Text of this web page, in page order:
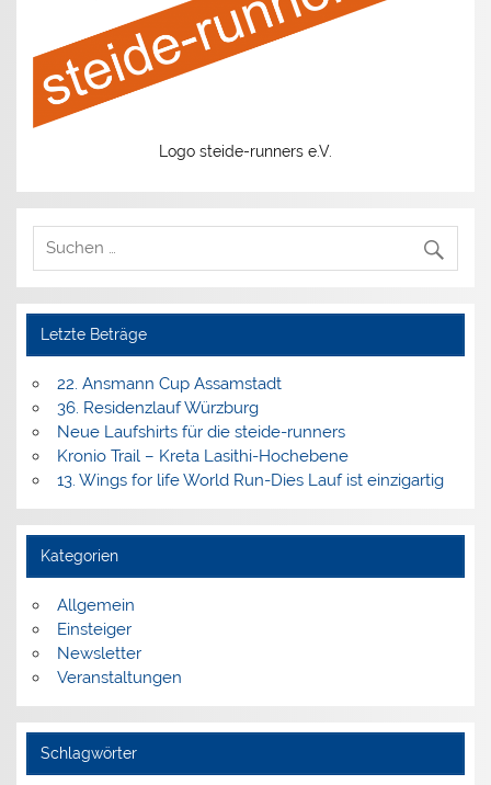
Logo steide-runners e.V.
Letzte Beträge
22. Ansmann Cup Assamstadt
36. Residenzlauf Würzburg
Neue Laufshirts für die steide-runners
Kronio Trail – Kreta Lasithi-Hochebene
13. Wings for life World Run-Dies Lauf ist einzigartig
Kategorien
Allgemein
Einsteiger
Newsletter
Veranstaltungen
Schlagwörter